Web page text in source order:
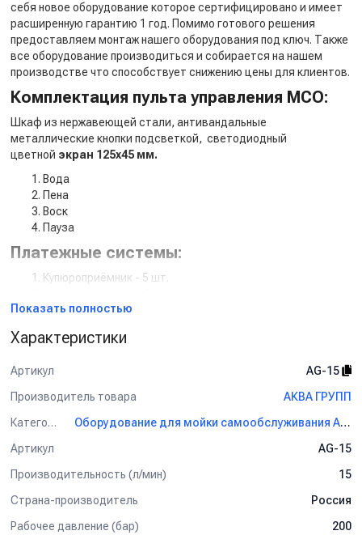
себя новое оборудование которое сертифицировано и имеет
расширенную гарантию 1 год. Помимо готового решения
предоставляем монтаж нашего оборудования под ключ. Также
все оборудование производиться и собирается на нашем
производстве что способствует снижению цены для клиентов.
Комплектация пульта управления МСО:
Шкаф из нержавеющей стали, антивандальные
металлические кнопки подсветкой, светодиодный
цветной экран 125х45 мм.
Вода
Пена
Воск
Пауза
Платежные системы:
Купюроприёмник - 5 шт.
Эквайринг (доп услуга)
Силовая часть:
Аппарат высокого давления 200 бар 15 литров в минуту -
5 шт.
Силовой блок управления - 5 шт.
Навесное оборудование:
10 пистолетов [вода/пена]
10 держателей пистолета [вода/пена]
20 держателей ковриков [вода/пена]
Показать полностью
Характеристики
Артикул
AG-15
Производитель товара
АКВА ГРУПП
Категория
Оборудование для мойки самообслуживания АКВА ГРУПП
Артикул
AG-15
Производительность (л/мин)
15
Страна-производитель
Россия
Рабочее давление (бар)
200